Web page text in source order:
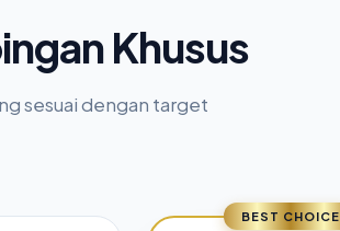
Khusus
sesuai dengan target
BEST CHOICE